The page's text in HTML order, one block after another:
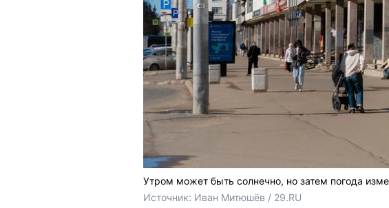
Утром может быть солнечно, но затем погода
Источник: Иван Митюшёв / 29.RU